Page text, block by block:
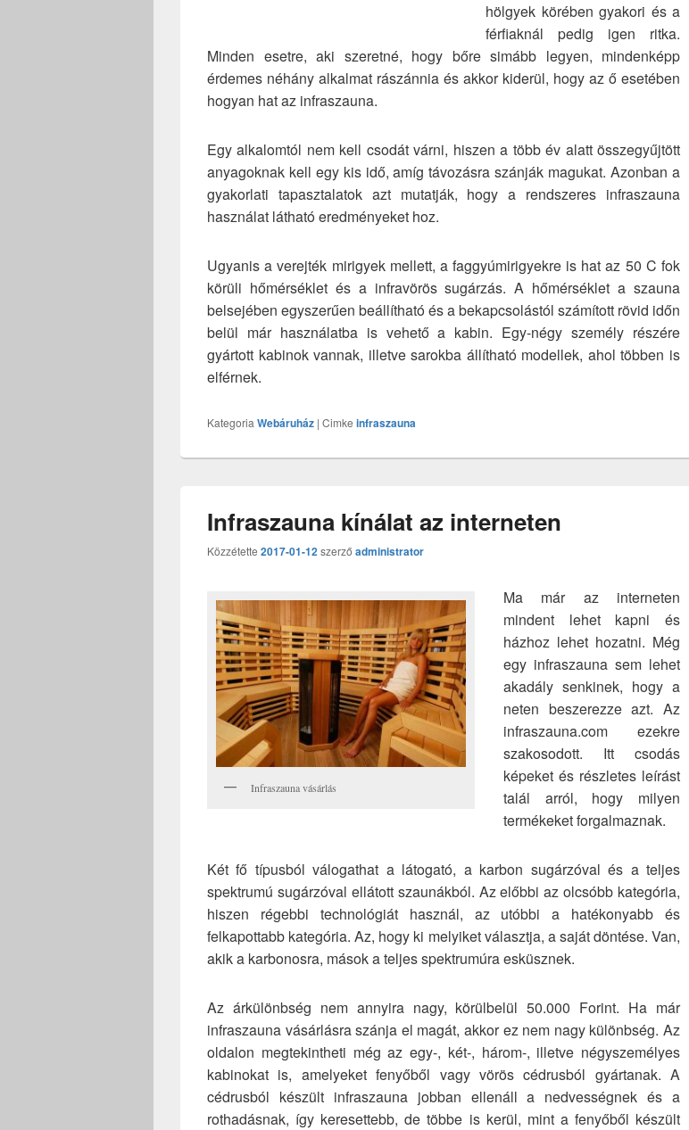
hölgyek körében gyakori és a
férfiaknál pedig igen ritka.
Minden esetre, aki szeretné, hogy bőre simább legyen, mindenképp
érdemes néhány alkalmat rászánnia és akkor kiderül, hogy az ő esetében
hogyan hat az infraszauna.
Egy alkalomtól nem kell csodát várni, hiszen a több év alatt összegyűjtött
anyagoknak kell egy kis idő, amíg távozásra szánják magukat. Azonban a
gyakorlati tapasztalatok azt mutatják, hogy a rendszeres infraszauna
használat látható eredményeket hoz.
Ugyanis a verejték mirigyek mellett, a faggyúmirigyekre is hat az 50 C fok
körüli hőmérséklet és a infravörös sugárzás. A hőmérséklet a szauna
belsejében egyszerűen beállítható és a bekapcsolástól számított rövid időn
belül már használatba is vehető a kabin. Egy-négy személy részére
gyártott kabinok vannak, illetve sarokba állítható modellek, ahol többen is
elférnek.
Kategoria Webáruház | Cimke infraszauna
Infraszauna kínálat az interneten
Közzétette 2017-01-12szerző administrator
Infraszauna vásárlás
Ma már az interneten
mindent lehet kapni és
házhoz lehet hozatni. Még
egy infraszauna sem lehet
akadály senkinek, hogy a
neten beszerezze azt. Az
infraszauna.com ezekre
szakosodott. Itt csodás
képeket és részletes leírást
talál arról, hogy milyen
termékeket forgalmaznak.
Két fő típusból válogathat a látogató, a karbon sugárzóval és a teljes
spektrumú sugárzóval ellátott szaunákból. Az előbbi az olcsóbb kategória,
hiszen régebbi technológiát használ, az utóbbi a hatékonyabb és
felkapottabb kategória. Az, hogy ki melyiket választja, a saját döntése. Van,
akik a karbonosra, mások a teljes spektrumúra esküsznek.
Az árkülönbség nem annyira nagy, körülbelül 50.000 Forint. Ha már
infraszauna vásárlásra szánja el magát, akkor ez nem nagy különbség. Az
oldalon megtekintheti még az egy-, két-, három-, illetve négyszemélyes
kabinokat is, amelyeket fenyőből vagy vörös cédrusból gyártanak. A
cédrusból készült infraszauna jobban ellenáll a nedvességnek és a
rothadásnak, így keresettebb, de többe is kerül, mint a fenyőből készült